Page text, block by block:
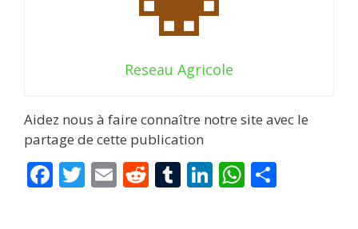
Reseau Agricole
Aidez nous à faire connaître notre site avec le
partage de cette publication
F T E R T Li W